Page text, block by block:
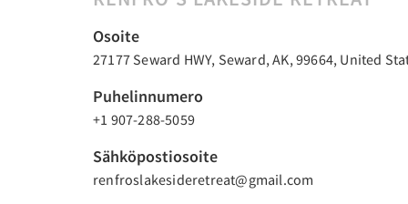
Osoite
27177 Seward HWY, Seward, AK, 99664, United
Puhelinnumero
+1 907-288-5059
Sähköpostiosoite
renfroslakesideretreat@gmail.com